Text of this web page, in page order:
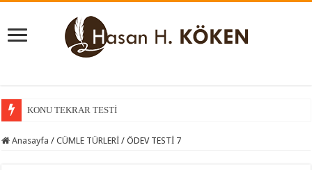
KONU TEKRAR TESTİ
Anasayfa / CÜMLE TÜRLERİ / ÖDEV TESTİ 7